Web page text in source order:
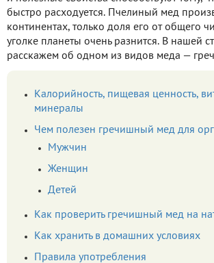
быстро расходуется. Пчелиный мед
континентах, только доля его от общего
уголке планеты очень разнится. В нашей
расскажем об одном из видов меда —
Калорийность, пищевая ценность,
минералы
Чем полезен гречишный мед для
Мужчин
Женщин
Детей
Как проверить гречишный мед на
Как хранить в домашних условиях
Правила употребления